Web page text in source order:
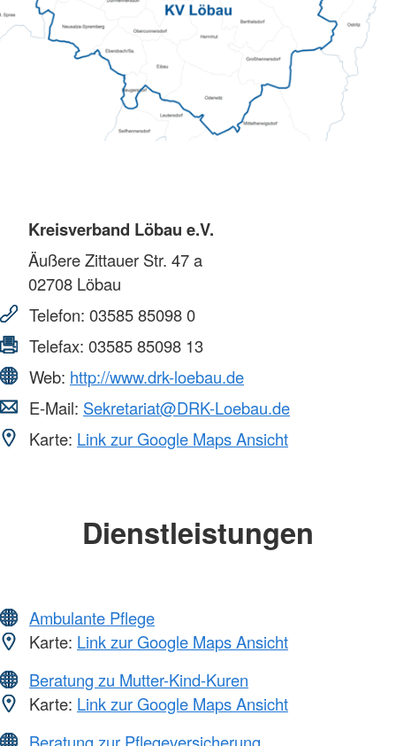
Kreisverband Löbau e.V.
Äußere Zittauer Str. 47 a
02708 Löbau
Telefon: 03585 85098 0
Telefax: 03585 85098 13
Web: http://www.drk-loebau.de
E-Mail: Sekretariat@DRK-Loebau.de
Karte: Link zur Google Maps Ansicht
Dienstleistungen
Ambulante Pflege
Karte: Link zur Google Maps Ansicht
Beratung zu Mutter-Kind-Kuren
Karte: Link zur Google Maps Ansicht